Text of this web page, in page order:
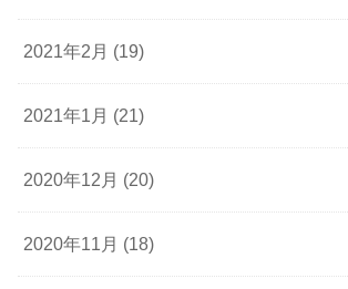
2021年2月 (19)
2021年1月 (21)
2020年12月 (20)
2020年11月 (18)